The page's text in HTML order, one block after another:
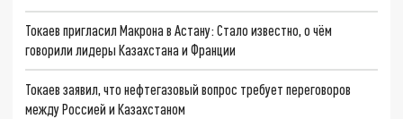
Токаев пригласил Макрона в Астану: Стало известно, о чём
говорили лидеры Казахстана и Франции
Токаев заявил, что нефтегазовый вопрос требует переговоров
между Россией и Казахстаном